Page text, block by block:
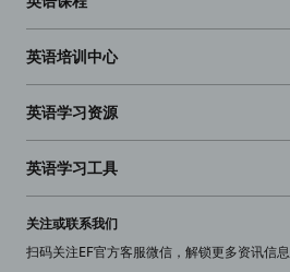
英语培训中心
英语学习资源
英语学习工具
关注或联系我们
扫码关注EF官方客服微信，解锁更多资讯信息